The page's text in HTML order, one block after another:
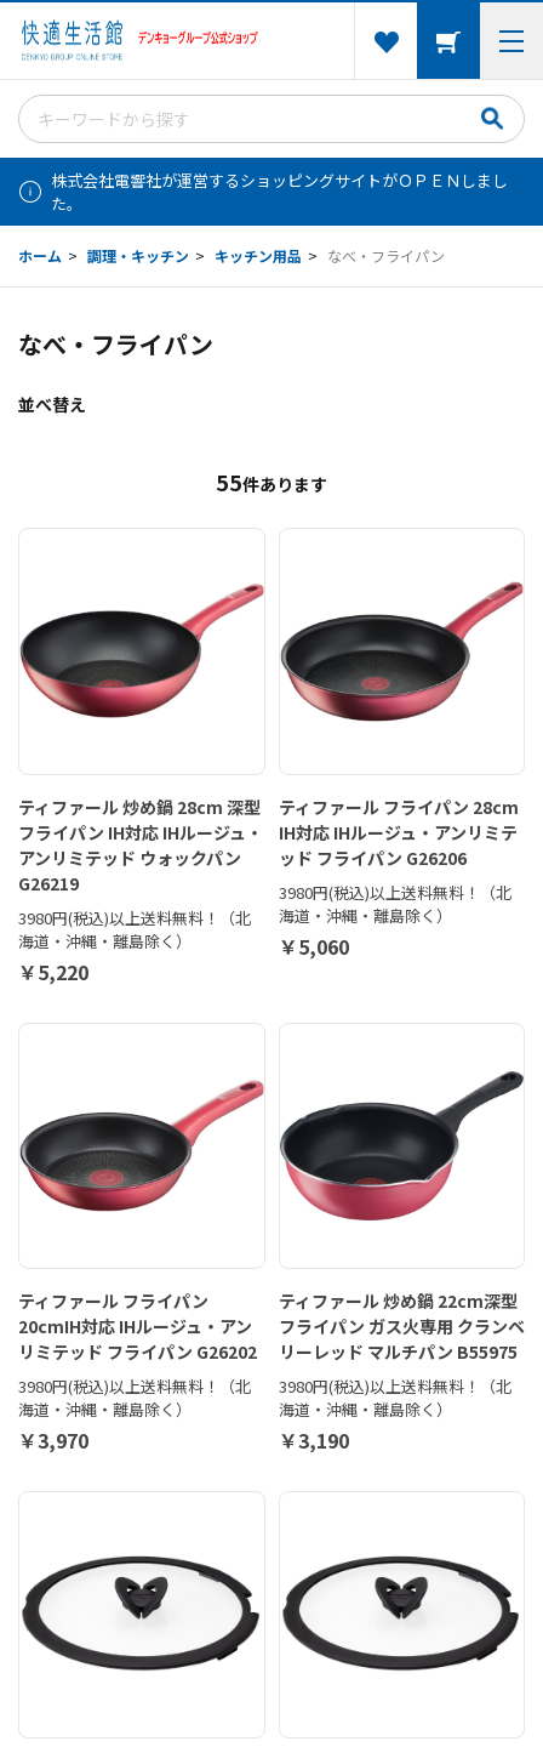
株式会社電響社が運営するショッピングサイトがＯＰＥＮしまし
た。
ホーム > 調理・キッチン > キッチン用品 > なべ・フライパン
なべ・フライパン
並べ替え
55件あります
ティファール 炒め鍋 28cm 深型
フライパン IH対応 IHルージュ・
アンリミテッド ウォックパン
G26219
3980円(税込)以上送料無料！（北
海道・沖縄・離島除く）
￥5,220
ティファール フライパン 28cm
IH対応 IHルージュ・アンリミテ
ッド フライパン G26206
3980円(税込)以上送料無料！（北
海道・沖縄・離島除く）
￥5,060
ティファール フライパン
20cmIH対応 IHルージュ・アン
リミテッド フライパン G26202
3980円(税込)以上送料無料！（北
海道・沖縄・離島除く）
￥3,970
ティファール 炒め鍋 22cm深型
フライパン ガス火専用 クランベ
リーレッド マルチパン B55975
3980円(税込)以上送料無料！（北
海道・沖縄・離島除く）
￥3,190